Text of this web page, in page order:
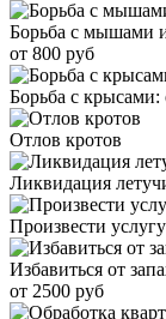
Борьба с мышами
от 800 руб
Борьба с
Отлов кротов
Ликвидация
Произвести
Избавиться от
от 2500 руб